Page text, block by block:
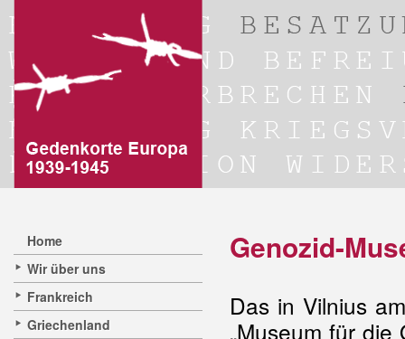
Home
Wir über uns
Frankreich
Griechenland
Genozid-
Das in Vilnius
„Museum für